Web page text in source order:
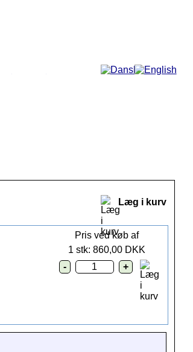
Læg i kurv
Pris ved køb af
1 stk: 860,00 DKK